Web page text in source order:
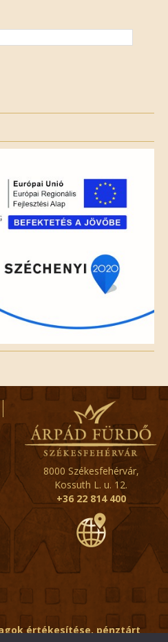
8000 Székesfehérvár,
Kossuth L. u. 12.
+36 22 814 400
értékesítése, pénztárt